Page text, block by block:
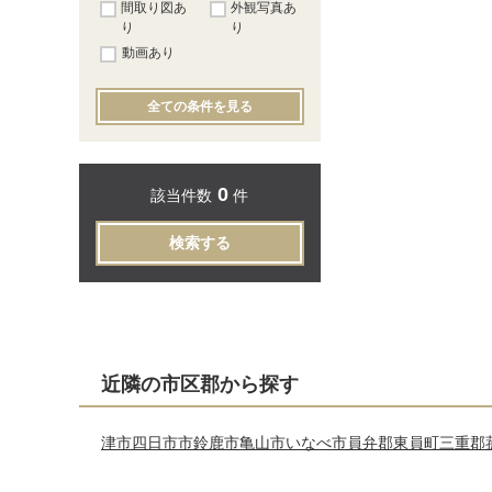
間取り図あ
り
外観写真あ
り
動画あり
全ての条件を見る
該当件数 0 件
検索する
近隣の市区郡から探す
津市四日市市鈴鹿市亀山市いなべ市員弁郡東員町三重郡